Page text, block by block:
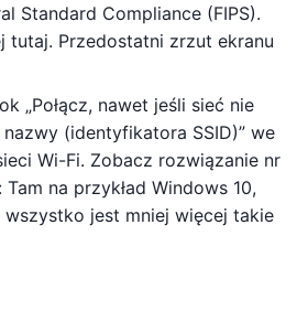
Standard Compliance (FIPS).
tutaj. Przedostatni zrzut ekranu
„Połącz, nawet jeśli sieć nie
nazwy (identyfikatora SSID)” we
Wi-Fi. Zobacz rozwiązanie nr
na przykład Windows 10,
wszystko jest mniej więcej takie